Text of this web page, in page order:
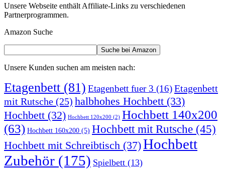
Unsere Webseite enthält Affiliate-Links zu verschiedenen
Partnerprogrammen.
Amazon Suche
Unsere Kunden suchen am meisten nach:
Etagenbett (81) Etagenbett fuer 3 (16)Etagenbett
mit Rutsche (25) halbhohes Hochbett (33)
Hochbett (32) Hochbett 120x200 (2) Hochbett 140x200
(63) Hochbett 160x200 (5) Hochbett mit Rutsche (45)
Hochbett mit Schreibtisch (37)Hochbett
Zubehör (175) Spielbett (13)